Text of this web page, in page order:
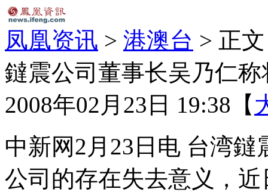
凤凰资讯 > 港澳台 > 正文
鐽震公司董事长吴乃仁
2008年02月23日 19:38 【
中新网2月23日电 台湾
公司的存在失去意义，